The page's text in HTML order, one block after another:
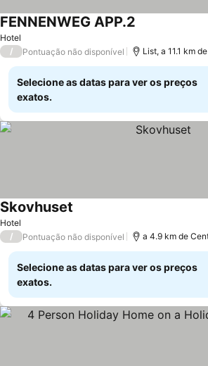
Hotel
FENNENWEG APP.2
/ Pontuação não disponível List, a 11.1 km
Selecione as datas para ver os preços
exatos.
Hotel
Skovhuset
/ Pontuação não disponível a 4.9 km de
Selecione as datas para ver os preços
exatos.